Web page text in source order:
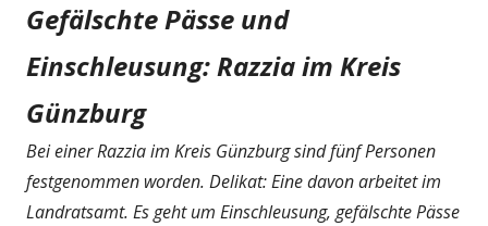
Gefälschte Pässe und
Einschleusung: Razzia im Kreis
Günzburg
Bei einer Razzia im Kreis Günzburg sind fünf Personen
festgenommen worden. Delikat: Eine davon arbeitet im
Landratsamt. Es geht um Einschleusung, gefälschte Pässe